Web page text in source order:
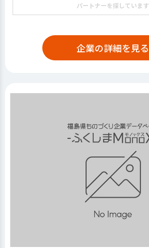
パートナーを探しています
企業の詳細を見る